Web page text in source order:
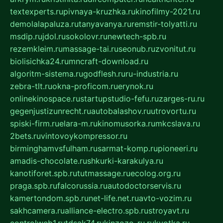
textexperts.rupivnaya-kruzhka.rukinofilmy-2021.ru
demolalapaluza.rutanyavanya.ruremstir-tolyatti.ru
msdip.rujdol.rusokolovr.runewtech-spb.ru
rezemkleim.rumassage-tai.ruseonub.ruzvonitut.ru
biolisichka24.rumncraft-download.ru
algoritm-sistema.rugodflesh.ruru-industria.ru
zebra-tlt.ruokna-proficom.ruerynok.ru
onlinekinospace.rustartupstudio-fefu.ruzarges-ru.ru
gegenjustizunrecht.ruautobalashov.ruutrovortu.ru
spiski-firm.ruelara-m.rukinomusorka.rumkcslava.ru
2bets.ruvintovoykompressor.ru
birminghamvsfulham.rusarmat-komp.rupioneeri.ru
amadis-chocolate.rushkurki-karakulya.ru
kanotiforet.spb.rututmassage.ruecolog.org.ru
praga.spb.rufalcorussia.ruautodoctorservis.ru
kamertondom.spb.runet-life.net.ruavto-vozim.ru
sakhcamera.rualliance-electro.spb.rustroyavt.ru